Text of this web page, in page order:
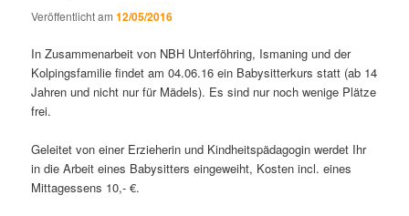
Veröffentlicht am12/05/2016
In Zusammenarbeit von NBH Unterföhring, Ismaning und der
Kolpingsfamilie findet am 04.06.16 ein Babysitterkurs statt (ab 14
Jahren und nicht nur für Mädels). Es sind nur noch wenige Plätze
frei.
Geleitet von einer Erzieherin und Kindheitspädagogin werdet Ihr
in die Arbeit eines Babysitters eingeweiht, Kosten incl. eines
Mittagessens 10,- €.